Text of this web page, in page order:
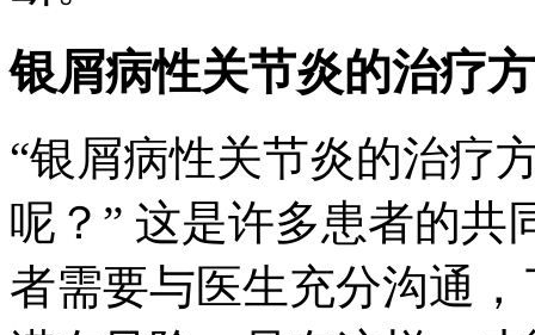
银屑病性关节炎的治疗
“银屑病性关节炎的治疗
呢？” 这是许多患者的共
者需要与医生充分沟通